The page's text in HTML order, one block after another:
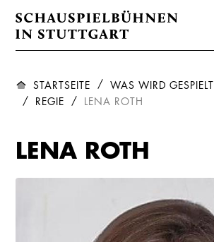
STARTSEITE WAS WIRD GESPIELT
REGIE
LENA ROTH
LENA ROTH